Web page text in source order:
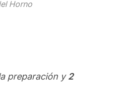
Horno
preparación y2